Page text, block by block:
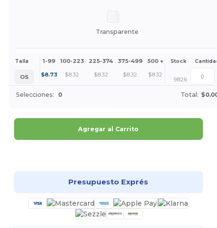
Transparente
Talla 1-99 100-223 225-374 375-499 500 + Más
Stock
OS $8.73 $8.32 $8.32 $8.32 $8.32 +
9826
Selecciones: 0 Total:
Agregar al Carrito
Presupuesto Exprés